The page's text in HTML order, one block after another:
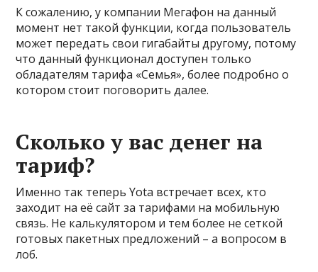
К сожалению, у компании Мегафон на данный
момент нет такой функции, когда пользователь
может передать свои гигабайты другому, потому
что данный функционал доступен только
обладателям тарифа «Семья», более подробно о
котором стоит поговорить далее.
Сколько у вас денег на
тариф?
Именно так теперь Yota встречает всех, кто
заходит на её сайт за тарифами на мобильную
связь. Не калькулятором и тем более не сеткой
готовых пакетных предложений – а вопросом в
лоб.